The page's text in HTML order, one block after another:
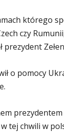
którego
czy
o pomocy
prezydentem
tej chwili w